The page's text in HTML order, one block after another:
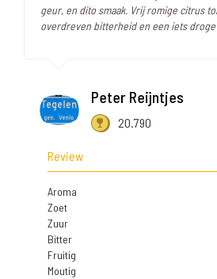
geur, en dito smaak. Vrij romige citrus
overdreven bitterheid en een iets droge
Peter Reijntjes
20.790
Review
Aroma
Zoet
Zuur
Bitter
Fruitig
Moutig